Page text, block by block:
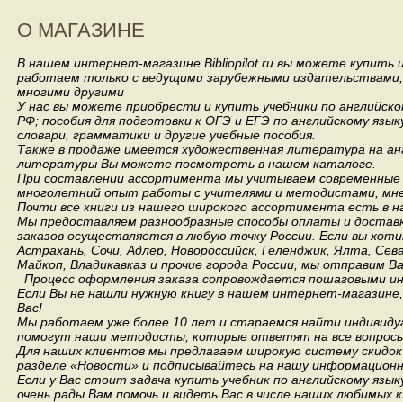
О МАГАЗИНЕ
В нашем интернет-магазине Bibliopilot.ru вы можете купить
работаем только с ведущими зарубежными издательствами,
многими другими
У нас вы можете приобрести и купить учебники по
РФ; пособия для подготовки к ОГЭ и ЕГЭ по английскому
словари, грамматики и другие учебные пособия.
Также в продаже имеется художественная литература на
литературы Вы можете посмотреть в нашем каталоге.
При составлении ассортимента мы учитываем
многолетний опыт работы с учителями и методистами,
Почти все книги из нашего широкого ассортимента есть в
Мы предоставляем разнообразные способы оплаты и
заказов осуществляется в любую точку России. Если вы
Астрахань, Сочи, Адлер, Новороссийск, Геленджик, Ялта,
Майкоп, Владикавказ и прочие города России, мы отправим
Процесс оформления заказа сопровождается пошаговыми
Если Вы не нашли нужную книгу в нашем интернет-
Вас!
Мы работаем уже более 10 лет и стараемся найти
помогут наши методисты, которые ответят на все
Для наших клиентов мы предлагаем широкую систему
разделе «Новости» и подписывайтесь на нашу
Если у Вас стоит задача купить учебник по английскому
очень рады Вам помочь и видеть Вас в числе наших любимых